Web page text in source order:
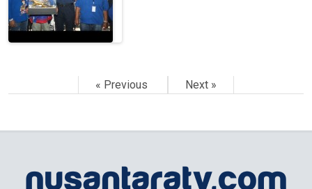
« Previous Next »